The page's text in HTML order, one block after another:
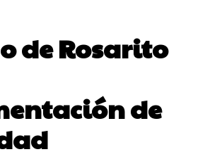
de Rosarito
de